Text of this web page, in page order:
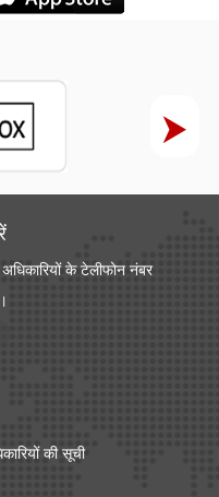
के टेलीफोन नंबर
की सूची